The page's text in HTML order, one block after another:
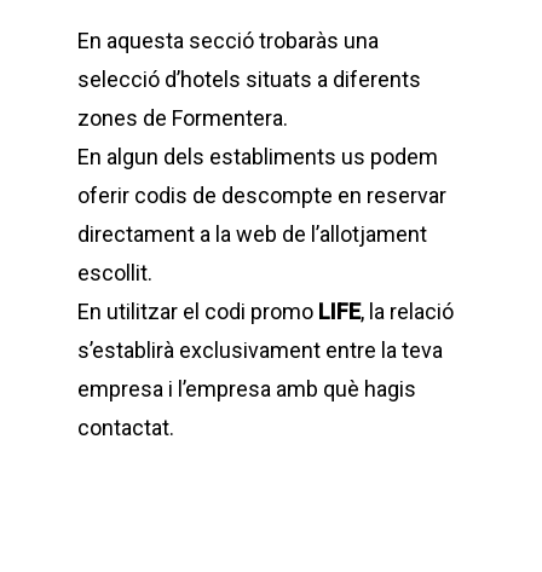
En aquesta secció trobaràs una
selecció d’hotels situats a diferents
zones de Formentera.
En algun dels establiments us podem
oferir codis de descompte en reservar
directament a la web de l’allotjament
escollit.
En utilitzar el codi promo LIFE, la relació
s’establirà exclusivament entre la teva
empresa i l’empresa amb què hagis
contactat.